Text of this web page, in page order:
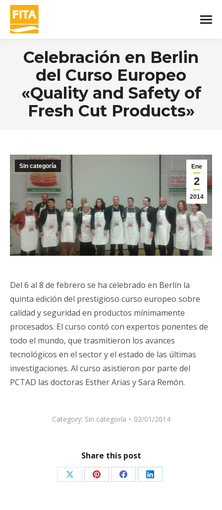
Celebración en Berlin
del Curso Europeo
«Quality and Safety of
Fresh Cut Products»
Ene
2
2014
Sin categoría
Del 6 al 8 de febrero se ha celebrado en Berlín la
quinta edición del prestigioso curso europeo sobre
calidad y seguridad en productos mínimamente
procesados. El curso contó con expertos ponentes de
todo el mundo, que trasmitieron los avances
tecnológicos en el sector y el estado de las últimas
investigaciones. Al curso asistieron por parte del
PCTAD las doctoras Esther Arias y Sara Remón.
Category: Sin categoría 02/01/2014
Share this post
Share Share Share Share